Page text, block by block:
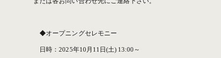
◆オープニングセレモニー
日時：2025年10月11日(土) 13:00～